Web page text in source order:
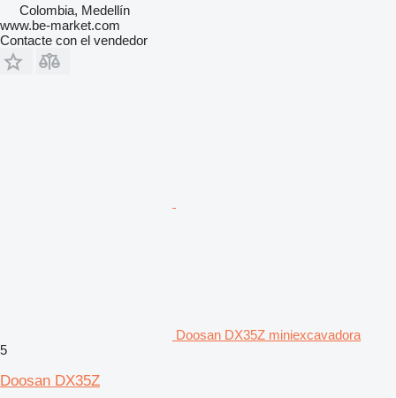
Colombia, Medellín
www.be-market.com
Contacte con el vendedor
Doosan DX35Z miniexcavadora
5
Doosan DX35Z